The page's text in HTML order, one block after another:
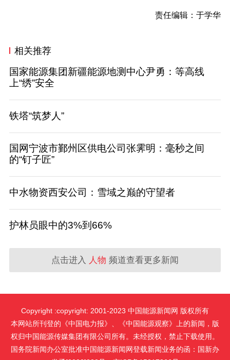
责任编辑：于学华
相关推荐
国家能源集团新疆能源地测中心尹勇：等高线
上“绣”安全
铁塔“筑梦人”
国网宁波市鄞州区供电公司张霁明：毫秒之间
的“钉子匠”
中水物资西安公司：雪域之巅的守望者
护林员眼中的3%到66%
点击进入 人物 频道查看更多新闻
Copyright :copyright: 2001-2023 中国能源新闻网 版权所有
本网站所刊登的《中国电力报》、《中国能源观察》上的新闻，版
权归中国能源传媒集团有限公司所有。未经授权，禁止下载使用。
国务院新闻办公室批准中国能源新闻网登载新闻业务的函：国新办